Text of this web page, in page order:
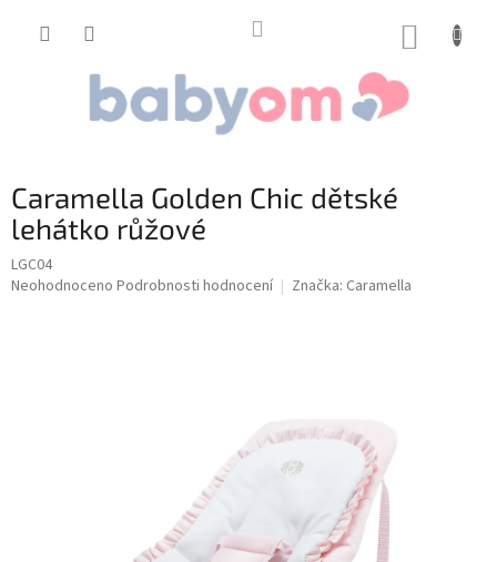
Caramella Golden Chic dětské
lehátko růžové
LGC04
Průměrné
Neohodnoceno Podrobnosti hodnocení Značka: Caramella